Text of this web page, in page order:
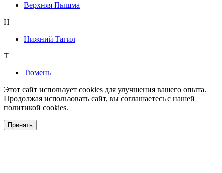
Верхняя Пышма
Н
Нижний Тагил
Т
Тюмень
Этот сайт использует cookies для улучшения вашего опыта.
Продолжая использовать сайт, вы соглашаетесь с нашей
политикой cookies.
Принять